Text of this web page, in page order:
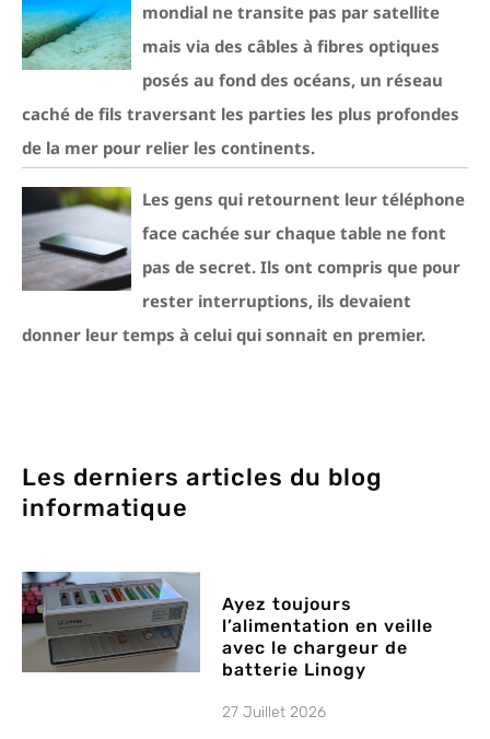
mondial ne transite pas par satellite
mais via des câbles à fibres optiques
posés au fond des océans, un réseau
caché de fils traversant les parties les plus profondes
de la mer pour relier les continents.
Les gens qui retournent leur téléphone
face cachée sur chaque table ne font
pas de secret. Ils ont compris que pour
rester interruptions, ils devaient
donner leur temps à celui qui sonnait en premier.
Les derniers articles du blog
informatique
Ayez toujours
l’alimentation en veille
avec le chargeur de
batterie Linogy
27 Juillet 2026